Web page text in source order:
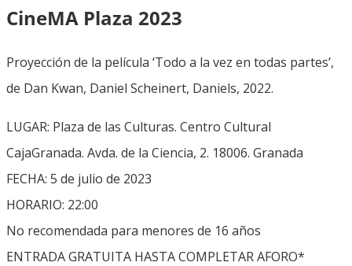
CineMA Plaza 2023
Proyección de la película ‘Todo a la vez en todas partes’,
de Dan Kwan, Daniel Scheinert, Daniels, 2022.
LUGAR: Plaza de las Culturas. Centro Cultural
CajaGranada. Avda. de la Ciencia, 2. 18006. Granada
FECHA: 5 de julio de 2023
HORARIO: 22:00
No recomendada para menores de 16 años
ENTRADA GRATUITA HASTA COMPLETAR AFORO*